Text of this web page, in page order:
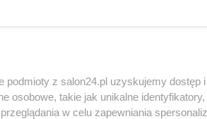
podmioty z salon24.pl uzyskujemy dostęp
osobowe, takie jak unikalne
w celu zapewniania